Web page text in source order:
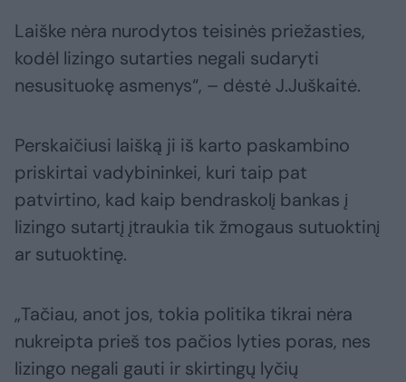
Laiške nėra nurodytos teisinės priežasties,
kodėl lizingo sutarties negali sudaryti
nesusituokę asmenys“, – dėstė J.Juškaitė.
Perskaičiusi laišką ji iš karto paskambino
priskirtai vadybininkei, kuri taip pat
patvirtino, kad kaip bendraskolį bankas į
lizingo sutartį įtraukia tik žmogaus sutuoktinį
ar sutuoktinę.
„Tačiau, anot jos, tokia politika tikrai nėra
nukreipta prieš tos pačios lyties poras, nes
lizingo negali gauti ir skirtingų lyčių